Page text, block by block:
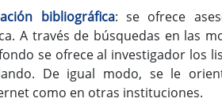
bibliográfica: se ofrece
A través de búsquedas en las
se ofrece al investigador los
De igual modo, se le
como en otras instituciones.